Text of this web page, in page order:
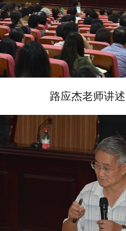
路应杰老师讲